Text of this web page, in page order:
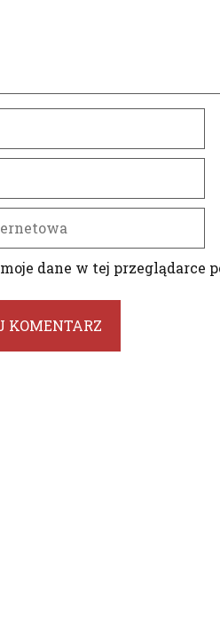
dane w tej przeglądarce